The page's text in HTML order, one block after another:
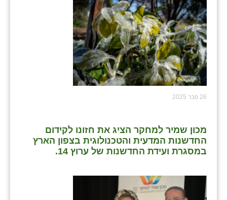
26 פבר 2025
מכון שמיר למחקר הציג את חזונו לקידום
החדשנות המדעית והטכנולוגית בצפון הארץ
במסגרת ועידת החדשנות של ערוץ 14.